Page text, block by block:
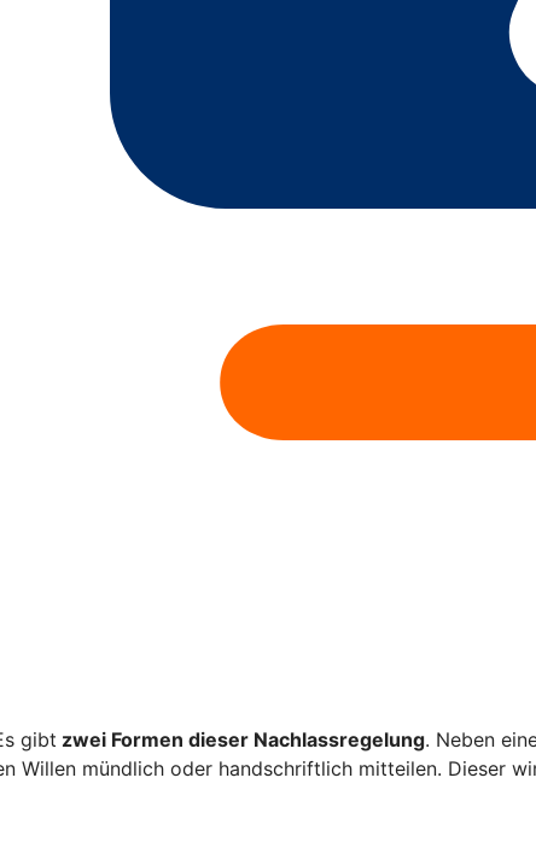
gibt zwei Formen dieser Nachlassregelung. Neben
Willen mündlich oder handschriftlich mitteilen. Dieser